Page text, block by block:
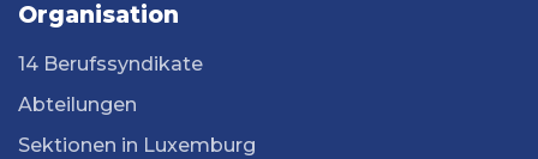
Organisation
14 Berufssyndikate
Abteilungen
Sektionen in Luxemburg